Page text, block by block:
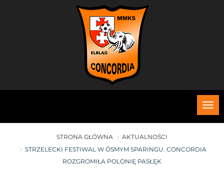
STRONA GŁÓWNA
AKTUALNOŚCI
STRZELECKI FESTIWAL W ÓSMYM SPARINGU. CONCORDIA
ROZGROMIŁA POLONIĘ PASŁĘK